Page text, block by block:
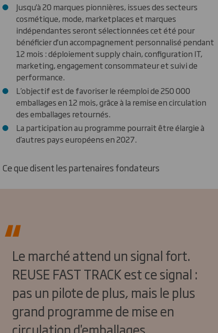
Jusqu'à 20 marques pionnières, issues des secteurs
cosmétique, mode, marketplaces et marques
indépendantes seront sélectionnées cet été pour
bénéficier d'un accompagnement personnalisé pendant
12 mois : déploiement supply chain, configuration IT,
marketing, engagement consommateur et suivi de
performance.
L’objectif est de favoriser le réemploi de 250 000
emballages en 12 mois, grâce à la remise en circulation
des emballages retournés.
La participation au programme pourrait être élargie à
d’autres pays européens en 2027.
Ce que disent les partenaires fondateurs
Le marché attend un signal fort.
REUSE FAST TRACK est ce signal :
pas un pilote de plus, mais le plus
grand programme de mise en